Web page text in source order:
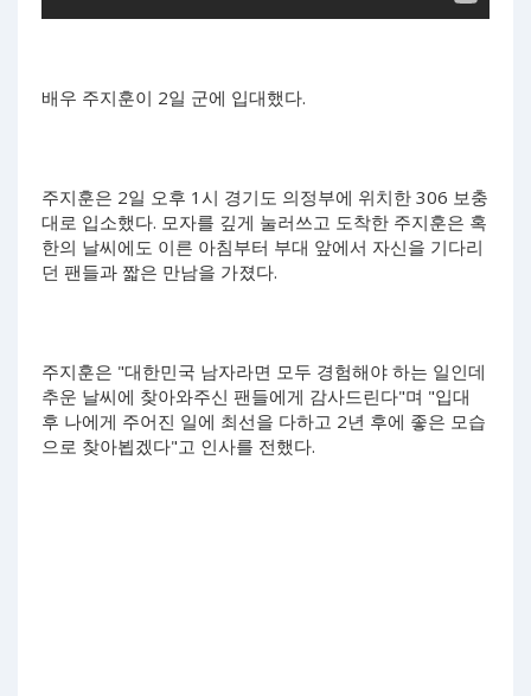
배우 주지훈이 2일 군에 입대했다.
주지훈은 2일 오후 1시 경기도 의정부에 위치한 306 보충
대로 입소했다. 모자를 깊게 눌러쓰고 도착한 주지훈은 혹
한의 날씨에도 이른 아침부터 부대 앞에서 자신을 기다리
던 팬들과 짧은 만남을 가졌다.
주지훈은 "대한민국 남자라면 모두 경험해야 하는 일인데
추운 날씨에 찾아와주신 팬들에게 감사드린다"며 "입대
후 나에게 주어진 일에 최선을 다하고 2년 후에 좋은 모습
으로 찾아뵙겠다"고 인사를 전했다.